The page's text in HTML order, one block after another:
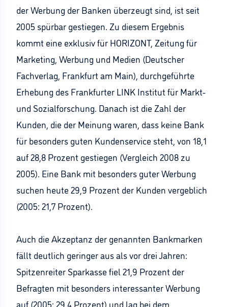
der Werbung der Banken überzeugt sind, ist seit
2005 spürbar gestiegen. Zu diesem Ergebnis
kommt eine exklusiv für HORIZONT, Zeitung für
Marketing, Werbung und Medien (Deutscher
Fachverlag, Frankfurt am Main), durchgeführte
Erhebung des Frankfurter LINK Institut für Markt-
und Sozialforschung. Danach ist die Zahl der
Kunden, die der Meinung waren, dass keine Bank
für besonders guten Kundenservice steht, von 18,1
auf 28,8 Prozent gestiegen (Vergleich 2008 zu
2005). Eine Bank mit besonders guter Werbung
suchen heute 29,9 Prozent der Kunden vergeblich
(2005: 21,7 Prozent).
Auch die Akzeptanz der genannten Bankmarken
fällt deutlich geringer aus als vor drei Jahren:
Spitzenreiter Sparkasse fiel 21,9 Prozent der
Befragten mit besonders interessanter Werbung
auf (2005: 29,4 Prozent) und lag bei dem